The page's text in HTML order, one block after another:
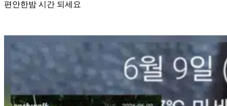
편안한밤 시간 되세요